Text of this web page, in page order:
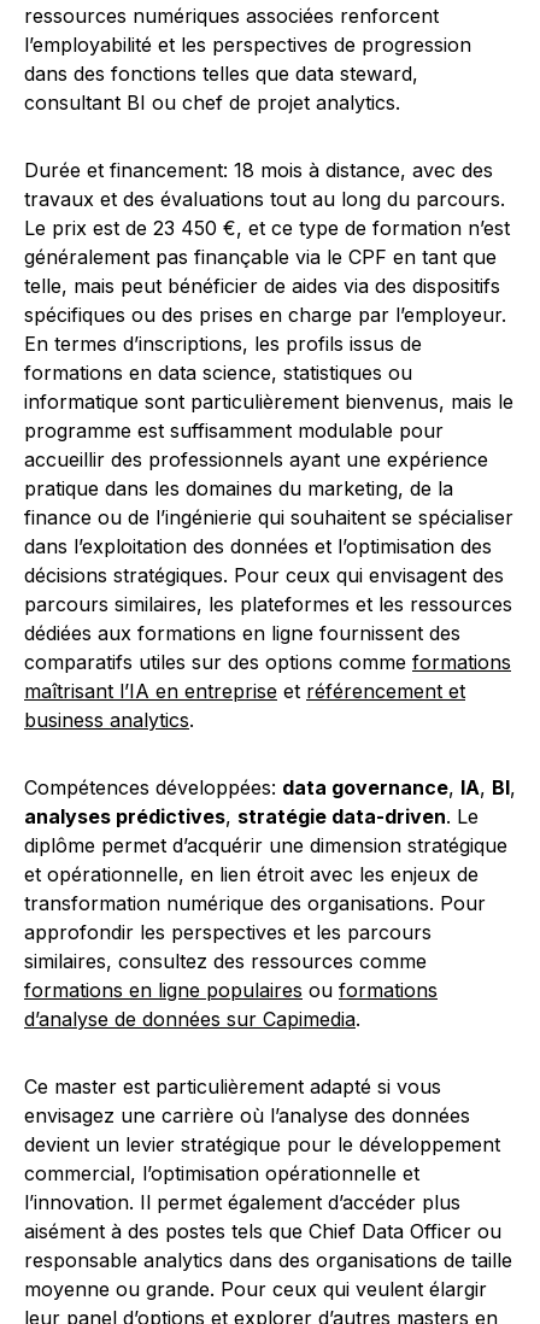
ressources numériques associées renforcent
l’employabilité et les perspectives de progression
dans des fonctions telles que data steward,
consultant BI ou chef de projet analytics.
Durée et financement: 18 mois à distance, avec des
travaux et des évaluations tout au long du parcours.
Le prix est de 23 450 €, et ce type de formation n’est
généralement pas finançable via le CPF en tant que
telle, mais peut bénéficier de aides via des dispositifs
spécifiques ou des prises en charge par l’employeur.
En termes d’inscriptions, les profils issus de
formations en data science, statistiques ou
informatique sont particulièrement bienvenus, mais le
programme est suffisamment modulable pour
accueillir des professionnels ayant une expérience
pratique dans les domaines du marketing, de la
finance ou de l’ingénierie qui souhaitent se spécialiser
dans l’exploitation des données et l’optimisation des
décisions stratégiques. Pour ceux qui envisagent des
parcours similaires, les plateformes et les ressources
dédiées aux formations en ligne fournissent des
comparatifs utiles sur des options comme formations
maîtrisant l’IA en entreprise et référencement et
business analytics.
Compétences développées: data governance, IA, BI,
analyses prédictives, stratégie data-driven. Le
diplôme permet d’acquérir une dimension stratégique
et opérationnelle, en lien étroit avec les enjeux de
transformation numérique des organisations. Pour
approfondir les perspectives et les parcours
similaires, consultez des ressources comme
formations en ligne populaires ou formations
d’analyse de données sur Capimedia.
Ce master est particulièrement adapté si vous
envisagez une carrière où l’analyse des données
devient un levier stratégique pour le développement
commercial, l’optimisation opérationnelle et
l’innovation. Il permet également d’accéder plus
aisément à des postes tels que Chief Data Officer ou
responsable analytics dans des organisations de taille
moyenne ou grande. Pour ceux qui veulent élargir
leur panel d’options et explorer d’autres masters en